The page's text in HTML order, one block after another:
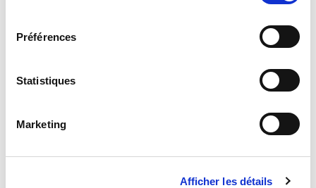
Préférences
Statistiques
Marketing
Afficher les détails
Vous pouvez également être
intéressé par...